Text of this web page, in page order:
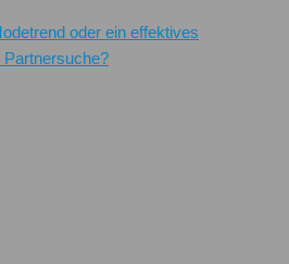
oder ein effektives
Partnersuche?